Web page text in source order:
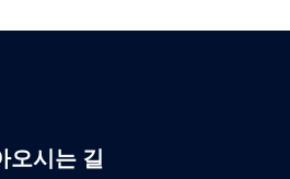
오시는 길